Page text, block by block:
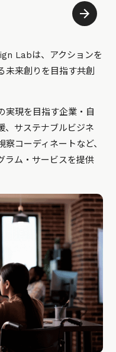
Labは、アクションを
未来創りを目指す共創
実現を目指す企業・自
、サステナブルビジネ
コーディネートなど、
ラム・サービスを提供